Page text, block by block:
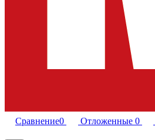
Сравнение0 Отложенные 0